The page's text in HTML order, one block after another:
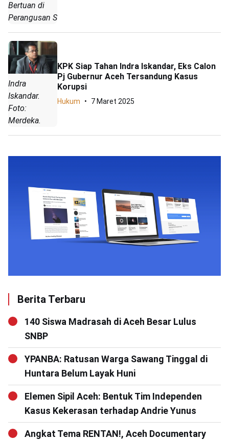
Bertuan di
Perangusan Singkil
Indra
Iskandar.
Foto:
Merdeka.
KPK Siap Tahan Indra Iskandar, Eks Calon
Pj Gubernur Aceh Tersandung Kasus
Korupsi
Hukum 7 Maret 2025
Berita Terbaru
140 Siswa Madrasah di Aceh Besar Lulus
SNBP
YPANBA: Ratusan Warga Sawang Tinggal di
Huntara Belum Layak Huni
Elemen Sipil Aceh: Bentuk Tim Independen
Kasus Kekerasan terhadap Andrie Yunus
Angkat Tema RENTAN!, Aceh Documentary